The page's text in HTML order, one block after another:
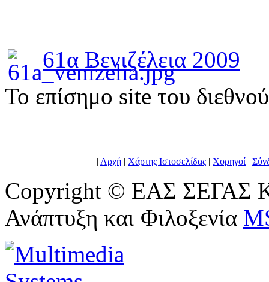
61α Βενιζέλεια 2009
To επίσημο site του
| Αρχή | Χάρτης Ιστοσελίδας | Χορηγοί |
Copyright © ΕΑΣ ΣΕΓΑΣ
Ανάπτυξη και Φιλοξενία